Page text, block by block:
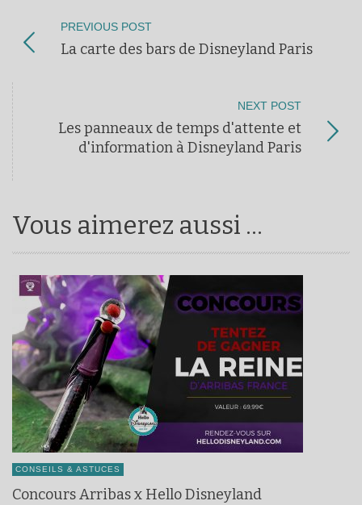
PREVIOUS POST
La carte des bars de Disneyland Paris
NEXT POST
Les panneaux de temps d'attente et
d'information à Disneyland Paris
Vous aimerez aussi ...
CONSEILS & ASTUCES
Concours Arribas x Hello Disneyland